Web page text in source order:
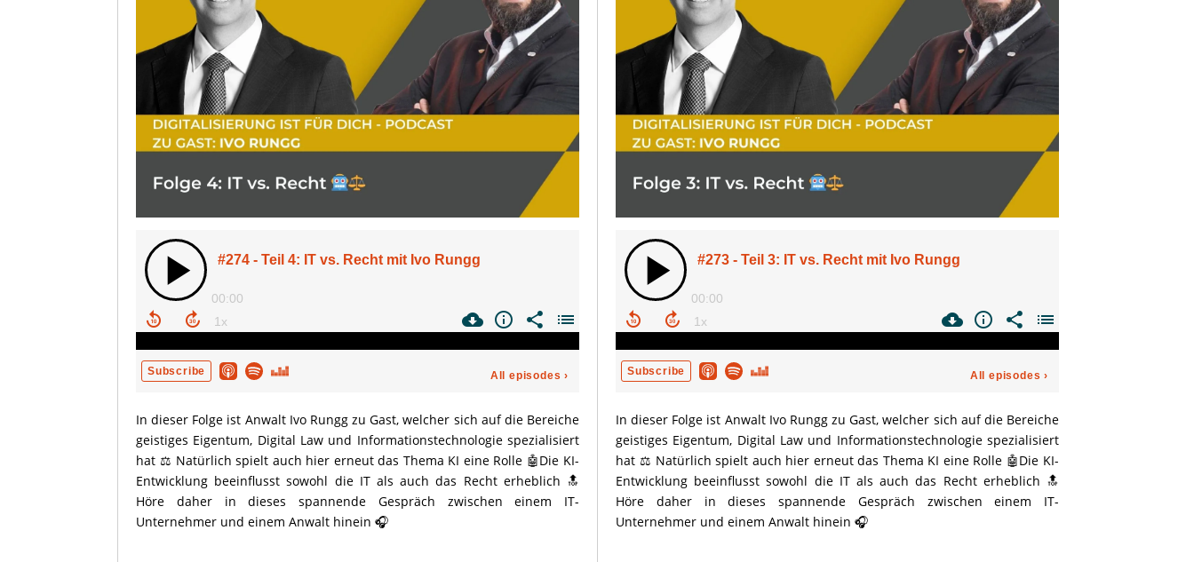
In dieser Folge ist Anwalt Ivo Rungg zu Gast, welcher sich auf die Bereiche
geistiges Eigentum, Digital Law und Informationstechnologie spezialisiert
hat ⚖️ Natürlich spielt auch hier erneut das Thema KI eine Rolle 🤖Die KI-
Entwicklung beeinflusst sowohl die IT als auch das Recht erheblich 🔝
Höre daher in dieses spannende Gespräch zwischen einem IT-
Unternehmer und einem Anwalt hinein 🎧
In dieser Folge ist Anwalt Ivo Rungg zu Gast, welcher sich auf die Bereiche
geistiges Eigentum, Digital Law und Informationstechnologie spezialisiert
hat ⚖️ Natürlich spielt auch hier erneut das Thema KI eine Rolle 🤖Die KI-
Entwicklung beeinflusst sowohl die IT als auch das Recht erheblich 🔝
Höre daher in dieses spannende Gespräch zwischen einem IT-
Unternehmer und einem Anwalt hinein 🎧